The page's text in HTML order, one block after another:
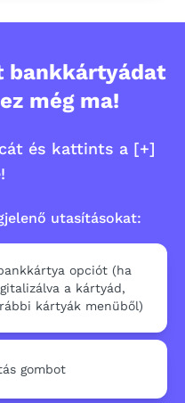
bankkártyádat
még ma!
és kattints a [+]
utasításokat:
opciót (ha
a kártyád,
kártyák menüből)
gombot